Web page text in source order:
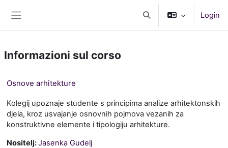
Attiva/disattiva input di
Login
Informazioni sul corso
Osnove arhitekture
Kolegij upoznaje studente s principima analize arhitektonskih
djela, kroz usvajanje osnovnih pojmova vezanih za
konstruktivne elemente i tipologiju arhitekture.
Nositelj:Jasenka Gudelj